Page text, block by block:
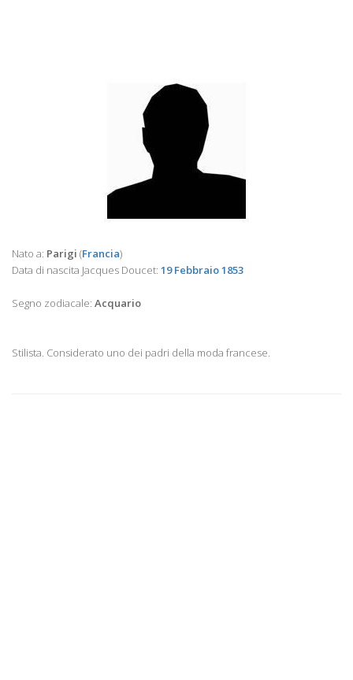
Nato a: Parigi (Francia)
Data di nascita Jacques Doucet: 19 Febbraio 1853
Segno zodiacale: Acquario
Stilista. Considerato uno dei padri della moda francese.